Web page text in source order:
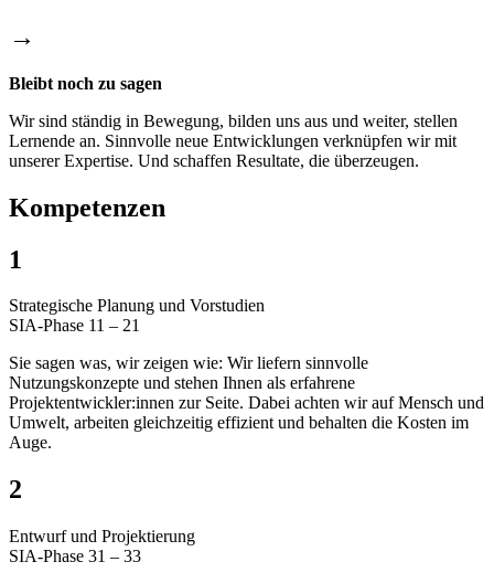
→
Bleibt noch zu sagen
Wir sind ständig in Bewegung, bilden uns aus und weiter, stellen
Lernende an. Sinnvolle neue Entwicklungen verknüpfen wir mit
unserer Expertise. Und schaffen Resultate, die überzeugen.
Kompetenzen
1
Strategische Planung und Vorstudien
SIA-Phase 11 – 21
Sie sagen was, wir zeigen wie: Wir liefern sinnvolle
Nutzungskonzepte und stehen Ihnen als erfahrene
Projektentwickler:innen zur Seite. Dabei achten wir auf Mensch und
Umwelt, arbeiten gleichzeitig effizient und behalten die Kosten im
Auge.
2
Entwurf und Projektierung
SIA-Phase 31 – 33